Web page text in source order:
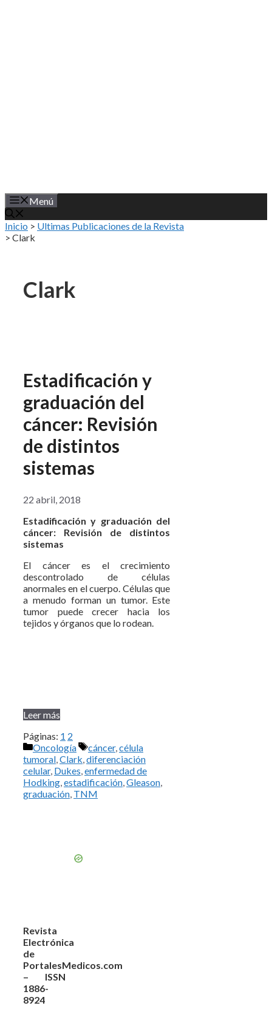
Menú
Inicio > Ultimas Publicaciones de la Revista
> Clark
Clark
Estadificación y
graduación del
cáncer: Revisión
de distintos
sistemas
22 abril, 2018
Estadificación y graduación del
cáncer: Revisión de distintos
sistemas
El cáncer es el crecimiento
descontrolado de células
anormales en el cuerpo. Células que
a menudo forman un tumor. Este
tumor puede crecer hacia los
tejidos y órganos que lo rodean.
Leer más
Páginas: 1 2
Categorías
Oncología Etiquetas
cáncer,célula
tumoral,Clark,diferenciación
celular, Dukes,enfermedad de
Hodking,estadificación,Gleason,
graduación, TNM
Revista
Electrónica
de
PortalesMedicos.com
– ISSN
1886-
8924